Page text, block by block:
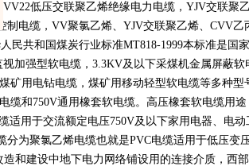
VV22低压交联聚乙烯绝缘电力电缆， YJV交联聚
制电缆， VV聚氯乙烯、 YJV交联聚乙烯、 CVV乙
民共和国煤炭行业标准MT818-1999本标准是国
加强型软电缆， 3.3KV及以下采煤机金属屏蔽软
煤矿用电钻电缆，煤矿用移动轻型软电缆等多种型
缆和750V通用橡套软电缆。高压橡套软电缆用
适用于交流额定电压750V及以下家用电器、电动
分为聚氯乙烯电缆也就是PVC电缆适用于低压变
和建设中地下电力网络铺设用的连接介质，西